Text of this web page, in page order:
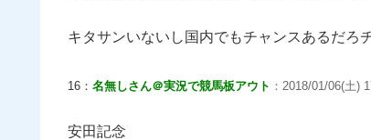
キタサンいないし国内でもチャンスあるだろ
16： 名無しさん＠実況で競馬板アウト ：2018/01/06(土)
安田記念